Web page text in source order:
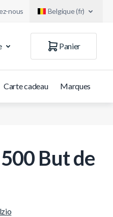
nous Belgique (fr)
Panier
Carte cadeau Marques
But de